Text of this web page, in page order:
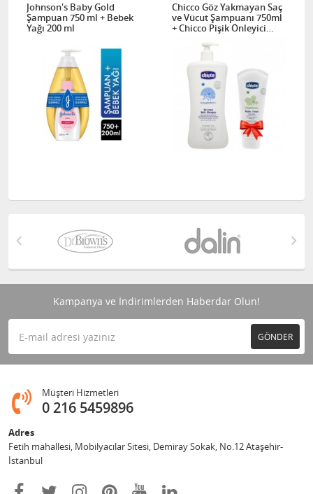
Johnson's Baby Gold
Şampuan 750 ml + Bebek
Yağı 200 ml
Chicco Göz Yakmayan Saç
ve Vücut Şampuanı 750ml
+ Chicco Pişik Önleyici
Kampanya ve İndirimlerden Haberdar Olun!
GÖNDER
Müşteri Hizmetleri
0 216 5459896
Adres
Fetih mahallesi, Mobilyacılar Sitesi, Demiray Sokak, No.12 Ataşehir-
İstanbul